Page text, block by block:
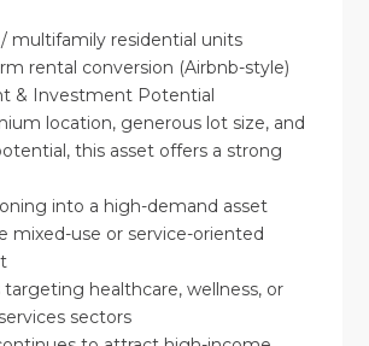
residential units
rental conversion (Airbnb-style)
& Investment Potential
location, generous lot size, and
this asset offers a strong
into a high-demand asset
use or service-oriented
healthcare, wellness, or
sectors